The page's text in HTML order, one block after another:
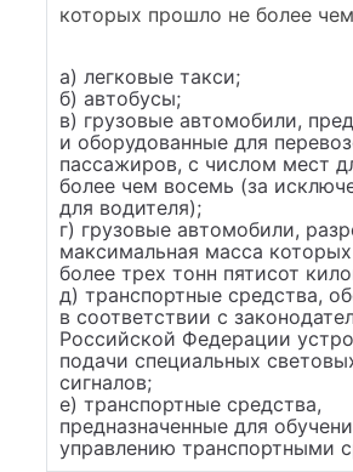
которых прошло не более
а) легковые такси;
б) автобусы;
в) грузовые автомобили,
и оборудованные для
пассажиров, с числом мест
более чем восемь (за
для водителя);
г) грузовые автомобили,
максимальная масса
более трех тонн пятисот
д) транспортные средства,
в соответствии с
Российской Федерации
подачи специальных
сигналов;
е) транспортные средства,
предназначенные для
управлению транспортными